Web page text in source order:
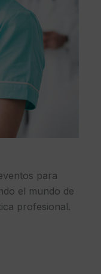
para
el mundo de
profesional.